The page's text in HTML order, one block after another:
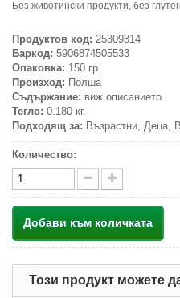
Без животински продукти, без
Продуктов код: 25309814
Баркод: 5906874505533
Опаковка: 150 гр.
Произход: Полша
Съдържание: виж описанието
Тегло: 0.180 кг.
Подходящ за: Възрастни, Деца,
Количество:
Добави към количката
Този продукт можете